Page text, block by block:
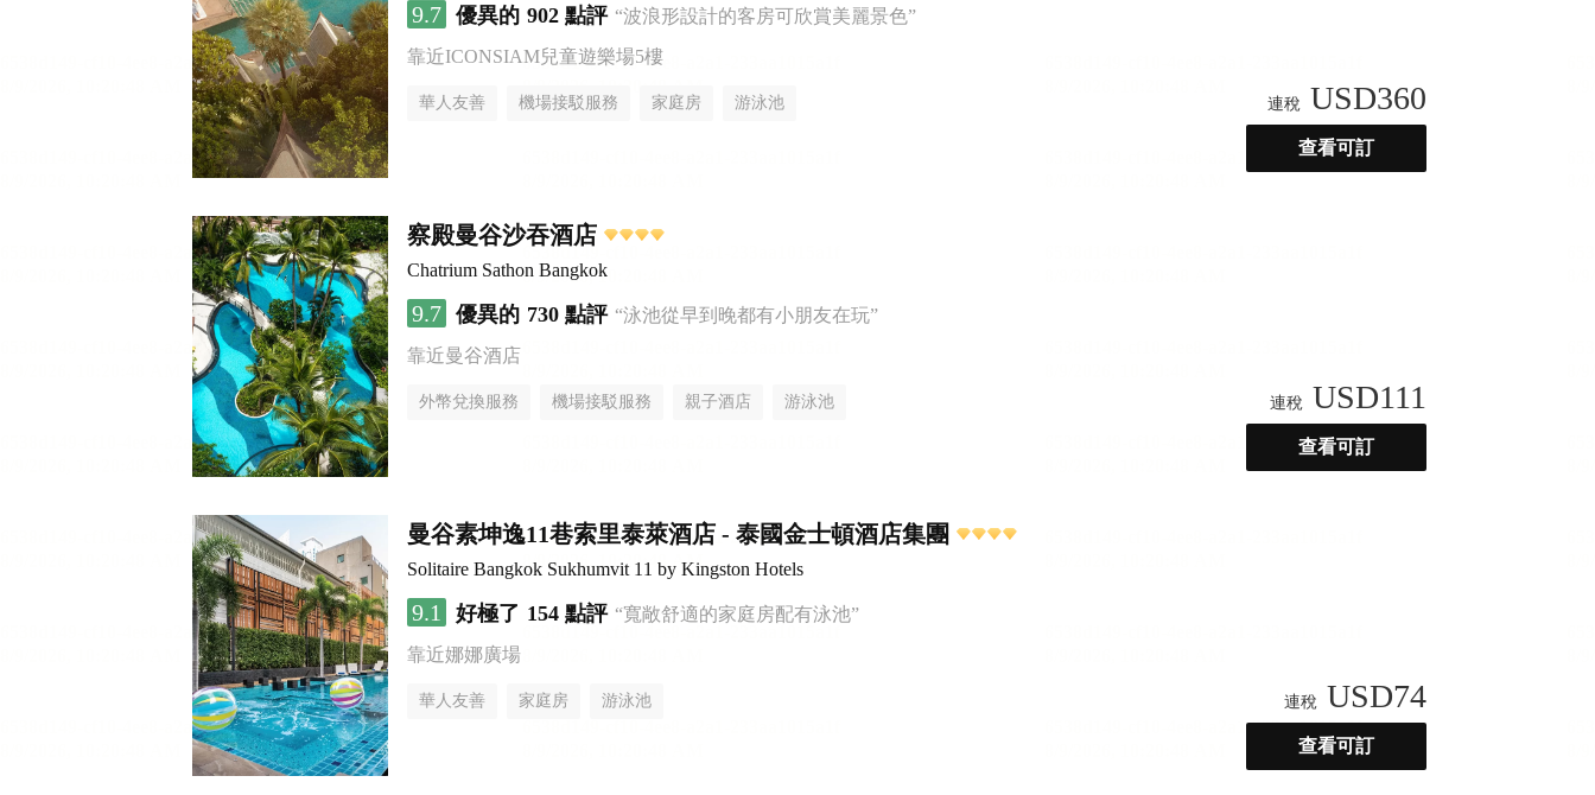
9.7 優異的 902 點評 “波浪形設計的客房可欣賞美麗景色”
靠近ICONSIAM兒童遊樂場5樓
華人友善 機場接駁服務 家庭房 游泳池 連稅 USD360
查看可訂
察殿曼谷沙吞酒店
Chatrium Sathon Bangkok
9.7 優異的 730 點評 “泳池從早到晚都有小朋友在玩”
靠近曼谷酒店
外幣兌換服務 機場接駁服務 親子酒店 游泳池 連稅 USD111
查看可訂
曼谷素坤逸11巷索里泰萊酒店 - 泰國金士頓酒店集團
Solitaire Bangkok Sukhumvit 11 by Kingston Hotels
9.1 好極了 154 點評 “寬敞舒適的家庭房配有泳池”
靠近娜娜廣場
華人友善 家庭房 游泳池 連稅 USD74
查看可訂